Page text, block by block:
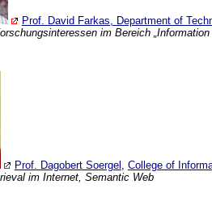
Prof. David Farkas, Department of
im Bereich „Information
Prof. Dagobert Soergel , College of
im Internet, Semantic Web